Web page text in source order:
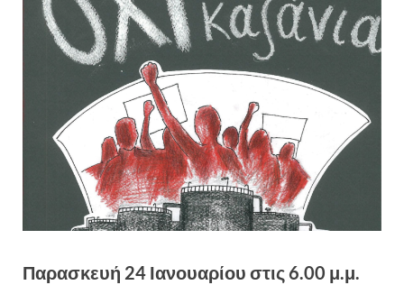
Παρασκευή 24 Ιανουαρίου στις 6.00 μ.μ.